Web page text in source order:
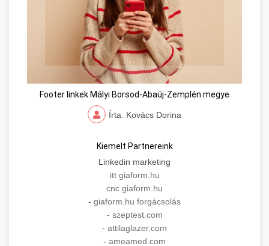
Footer linkek Mályi Borsod-Abaúj-Zemplén megye
Írta: Kovács Dorina
Kiemelt Partnereink
Linkedin marketing
itt giaform.hu
cnc giaform.hu
- giaform.hu forgácsolás
- szeptest.com
- attilaglazer.com
- ameamed.com